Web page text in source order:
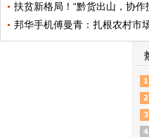
扶贫新格局！“黔货出山，协作
邦华手机傅曼青：扎根农村市